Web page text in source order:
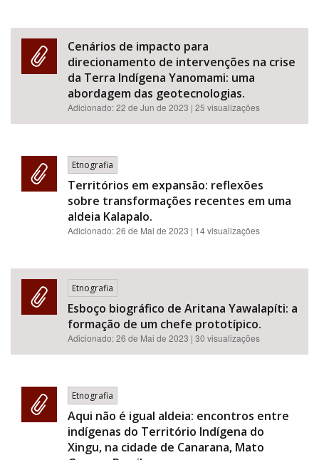
Cenários de impacto para
direcionamento de intervenções na crise
da Terra Indígena Yanomami: uma
abordagem das geotecnologias.
Adicionado:22 de Jun de 2023 | 25 visualizações
Etnografia
Territórios em expansão: reflexões
sobre transformações recentes em uma
aldeia Kalapalo.
Adicionado:26 de Mai de 2023 | 14 visualizações
Etnografia
Esboço biográfico de Aritana Yawalapíti: a
formação de um chefe prototípico.
Adicionado:26 de Mai de 2023 | 30 visualizações
Etnografia
Aqui não é igual aldeia: encontros entre
indígenas do Território Indígena do
Xingu, na cidade de Canarana, Mato